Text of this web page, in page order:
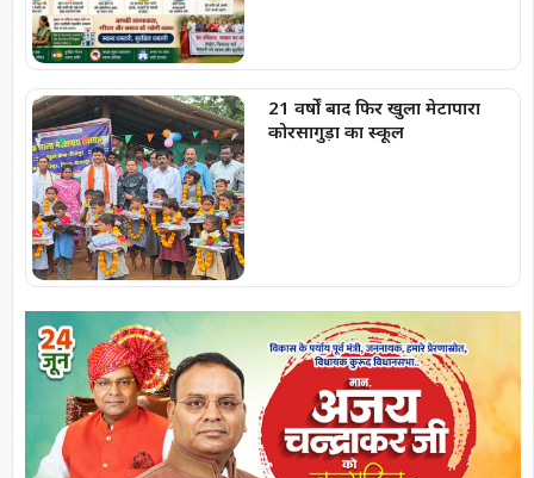
21 वर्षों बाद फिर खुला मेटापारा
कोरसागुड़ा का स्कूल